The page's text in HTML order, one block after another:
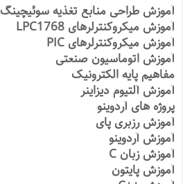
آموزش طراحی منابع تغذیه سوئیچینگ
آموزش میکروکنترلرهای LPC1768
آموزش میکروکنترلرهای PIC
آموزش اتوماسیون صنعتی
مفاهیم پایه الکترونیک
آموزش آلتیوم دیزاینر
پروژه های آردوینو
آموزش رزبری پای
آموزش آردوینو
آموزش زبان C
آموزش پایتون